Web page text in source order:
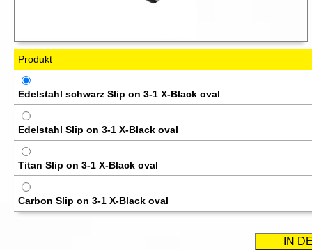
Produkt
Edelstahl schwarz Slip on 3-1 X-Black oval
Edelstahl Slip on 3-1 X-Black oval
Titan Slip on 3-1 X-Black oval
Carbon Slip on 3-1 X-Black oval